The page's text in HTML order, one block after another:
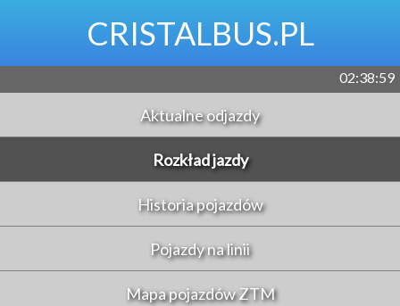
CRISTALBUS.PL
02:38:59
Aktualne odjazdy
Rozkład jazdy
Historia pojazdów
Pojazdy na linii
Mapa pojazdów ZTM